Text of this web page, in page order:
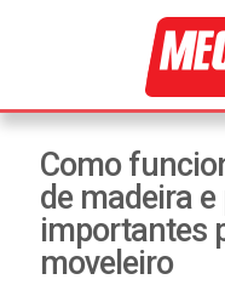
Como
de madeira
importantes
moveleiro